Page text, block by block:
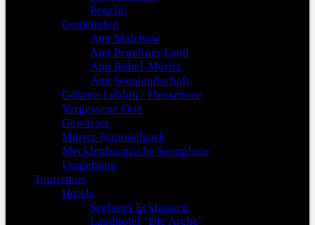
Penzlin
Gemeinden
Amt Malchow
Amt Penzliner Land
Amt Röbel-Müritz
Amt Seenlandschaft
Göhren-Lebbin / Fleesensee
Vergessene Orte
Gewässer
Müritz-Nationalpark
Mecklenburgische Seenplatte
Umgebung
Tourismus
Hotels
Seehotel Ecktannen
Landhotel "Die Arche"